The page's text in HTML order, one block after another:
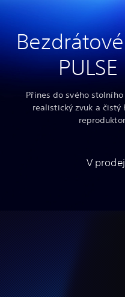
Přines do svého
realistický zvuk a čistý
V